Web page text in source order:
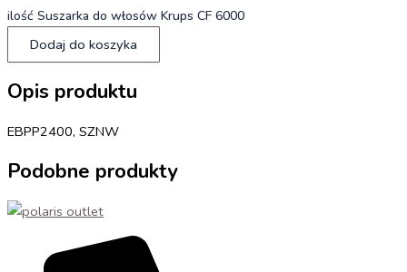
ilość Suszarka do włosów Krups CF 6000
Dodaj do koszyka
Opis produktu
EBPP2400, SZNW
Podobne produkty